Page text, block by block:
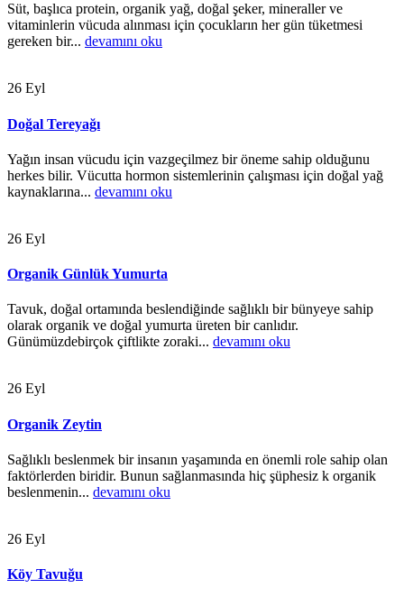
Süt, başlıca protein, organik yağ, doğal şeker, mineraller ve
vitaminlerin vücuda alınması için çocukların her gün tüketmesi
gereken bir... devamını oku
26 Eyl
Doğal Tereyağı
Yağın insan vücudu için vazgeçilmez bir öneme sahip olduğunu
herkes bilir. Vücutta hormon sistemlerinin çalışması için doğal yağ
kaynaklarına... devamını oku
26 Eyl
Organik Günlük Yumurta
Tavuk, doğal ortamında beslendiğinde sağlıklı bir bünyeye sahip
olarak organik ve doğal yumurta üreten bir canlıdır.
Günümüzdebirçok çiftlikte zoraki... devamını oku
26 Eyl
Organik Zeytin
Sağlıklı beslenmek bir insanın yaşamında en önemli role sahip olan
faktörlerden biridir. Bunun sağlanmasında hiç şüphesiz k organik
beslenmenin... devamını oku
26 Eyl
Köy Tavuğu